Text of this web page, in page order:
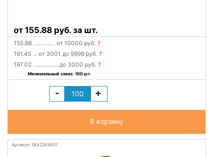
от 155.88 руб. за шт.
155.88 ............... от 10000 руб.?
161.45 ... от 3001 до 9999 руб.?
167.02 ................. до 3000 руб.?
Минимальный заказ: 100 шт.
- +
В корзину
Артикул: 1642283657